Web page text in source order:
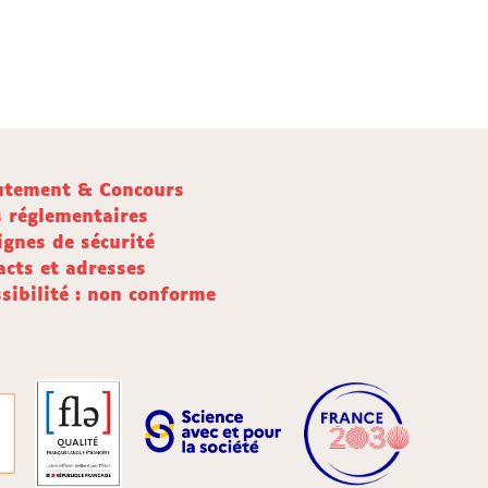
& Concours
réglementaires
de sécurité
et adresses
: non conforme